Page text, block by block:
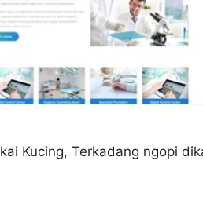
Kucing, Terkadang ngopi